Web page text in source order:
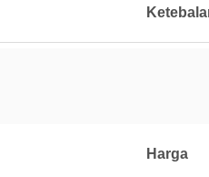
Harga